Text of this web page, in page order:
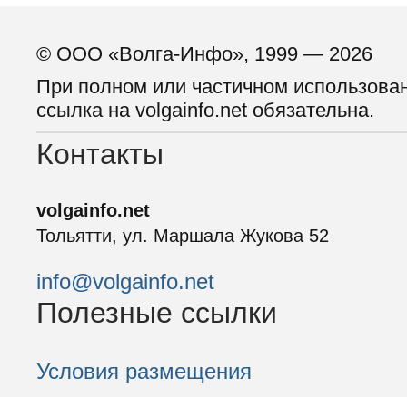
© ООО «Волга-Инфо», 1999 — 2026
При полном или частичном
ссылка на volgainfo.net обязательна.
Контакты
volgainfo.net
Тольятти, ул. Маршала Жукова 52
info@volgainfo.net
Полезные ссылки
Условия размещения